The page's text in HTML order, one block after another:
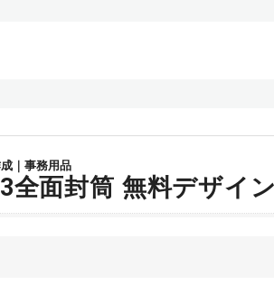
｜事務用品
全面封筒 無料デザイ